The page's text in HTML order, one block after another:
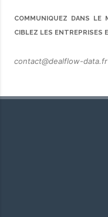
COMMUNIQUEZ DANS LE
CIBLEZ LES ENTREPRISES
contact@dealflow-data.fr